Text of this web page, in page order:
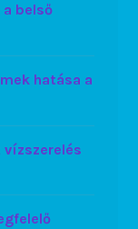
a belső
hatása a